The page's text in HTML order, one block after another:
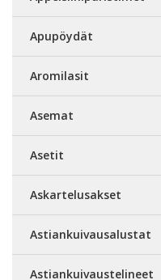
Apupöydät
Aromilasit
Asemat
Asetit
Askartelusakset
Astiankuivausalustat
Astiankuivaustelineet